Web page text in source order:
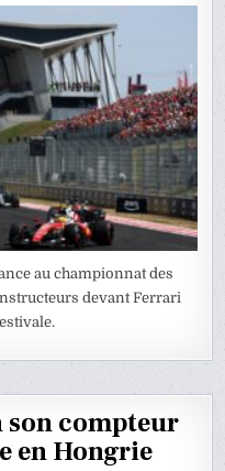
au championnat des
devant Ferrari
compteur
en Hongrie